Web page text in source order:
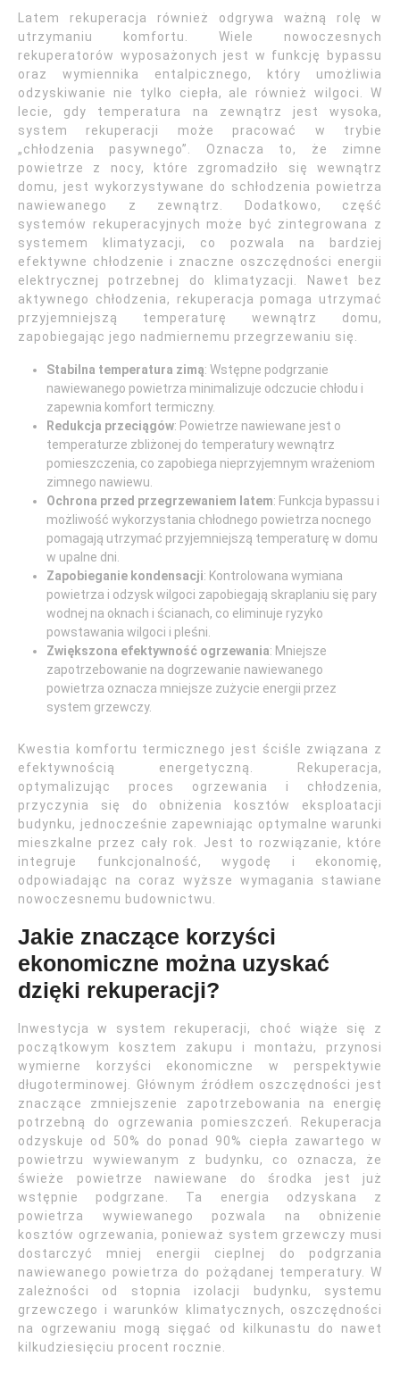
Latem rekuperacja również odgrywa ważną rolę w
utrzymaniu komfortu. Wiele nowoczesnych
rekuperatorów wyposażonych jest w funkcję bypassu
oraz wymiennika entalpicznego, który umożliwia
odzyskiwanie nie tylko ciepła, ale również wilgoci. W
lecie, gdy temperatura na zewnątrz jest wysoka,
system rekuperacji może pracować w trybie
„chłodzenia pasywnego”. Oznacza to, że zimne
powietrze z nocy, które zgromadziło się wewnątrz
domu, jest wykorzystywane do schłodzenia powietrza
nawiewanego z zewnątrz. Dodatkowo, część
systemów rekuperacyjnych może być zintegrowana z
systemem klimatyzacji, co pozwala na bardziej
efektywne chłodzenie i znaczne oszczędności energii
elektrycznej potrzebnej do klimatyzacji. Nawet bez
aktywnego chłodzenia, rekuperacja pomaga utrzymać
przyjemniejszą temperaturę wewnątrz domu,
zapobiegając jego nadmiernemu przegrzewaniu się.
Stabilna temperatura zimą: Wstępne podgrzanie
nawiewanego powietrza minimalizuje odczucie chłodu i
zapewnia komfort termiczny.
Redukcja przeciągów: Powietrze nawiewane jest o
temperaturze zbliżonej do temperatury wewnątrz
pomieszczenia, co zapobiega nieprzyjemnym wrażeniom
zimnego nawiewu.
Ochrona przed przegrzewaniem latem: Funkcja bypassu i
możliwość wykorzystania chłodnego powietrza nocnego
pomagają utrzymać przyjemniejszą temperaturę w domu
w upalne dni.
Zapobieganie kondensacji: Kontrolowana wymiana
powietrza i odzysk wilgoci zapobiegają skraplaniu się pary
wodnej na oknach i ścianach, co eliminuje ryzyko
powstawania wilgoci i pleśni.
Zwiększona efektywność ogrzewania: Mniejsze
zapotrzebowanie na dogrzewanie nawiewanego
powietrza oznacza mniejsze zużycie energii przez
system grzewczy.
Kwestia komfortu termicznego jest ściśle związana z
efektywnością energetyczną. Rekuperacja,
optymalizując proces ogrzewania i chłodzenia,
przyczynia się do obniżenia kosztów eksploatacji
budynku, jednocześnie zapewniając optymalne warunki
mieszkalne przez cały rok. Jest to rozwiązanie, które
integruje funkcjonalność, wygodę i ekonomię,
odpowiadając na coraz wyższe wymagania stawiane
nowoczesnemu budownictwu.
Jakie znaczące korzyści
ekonomiczne można uzyskać
dzięki rekuperacji?
Inwestycja w system rekuperacji, choć wiąże się z
początkowym kosztem zakupu i montażu, przynosi
wymierne korzyści ekonomiczne w perspektywie
długoterminowej. Głównym źródłem oszczędności jest
znaczące zmniejszenie zapotrzebowania na energię
potrzebną do ogrzewania pomieszczeń. Rekuperacja
odzyskuje od 50% do ponad 90% ciepła zawartego w
powietrzu wywiewanym z budynku, co oznacza, że
świeże powietrze nawiewane do środka jest już
wstępnie podgrzane. Ta energia odzyskana z
powietrza wywiewanego pozwala na obniżenie
kosztów ogrzewania, ponieważ system grzewczy musi
dostarczyć mniej energii cieplnej do podgrzania
nawiewanego powietrza do pożądanej temperatury. W
zależności od stopnia izolacji budynku, systemu
grzewczego i warunków klimatycznych, oszczędności
na ogrzewaniu mogą sięgać od kilkunastu do nawet
kilkudziesięciu procent rocznie.